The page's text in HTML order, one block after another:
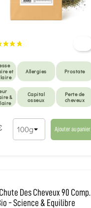
et
Allergies Prostate
&
Capital
osseux
Perte de
cheveux
Ajouter au panier
Des Cheveux 90 Comp.
- Science & Equilibre